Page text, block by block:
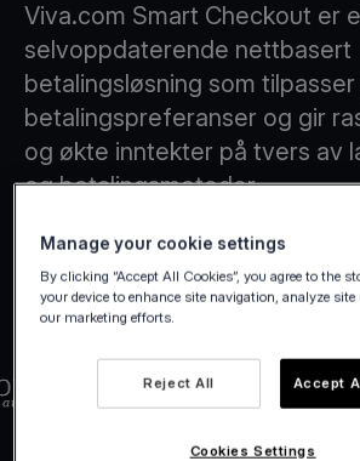
Viva.com Smart Checkout er
selvoppdaterende nettbasert
betalingsløsning som
betalingspreferanser og gir
og økte inntekter på tvers av
og betalingsmetoder.
Manage your cookie settings
By clicking “Accept All Cookies”, you agree to the
your device to enhance site navigation, analyze
our marketing efforts.
Reject All Accept
Cookies Settings